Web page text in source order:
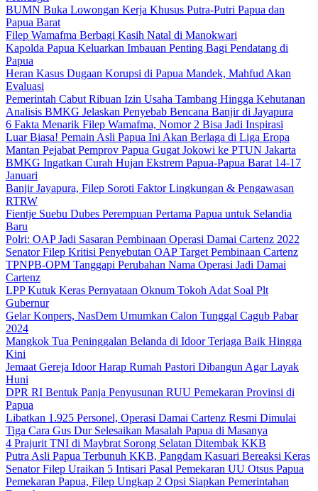
BUMN Buka Lowongan Kerja Khusus Putra-Putri Papua dan
Papua Barat
Filep Wamafma Berbagi Kasih Natal di Manokwari
Kapolda Papua Keluarkan Imbauan Penting Bagi Pendatang di
Papua
Heran Kasus Dugaan Korupsi di Papua Mandek, Mahfud Akan
Evaluasi
Pemerintah Cabut Ribuan Izin Usaha Tambang Hingga Kehutanan
Analisis BMKG Jelaskan Penyebab Bencana Banjir di Jayapura
6 Fakta Menarik Filep Wamafma, Nomor 2 Bisa Jadi Inspirasi
Luar Biasa! Pemain Asli Papua Ini Akan Berlaga di Liga Eropa
Mantan Pejabat Pemprov Papua Gugat Jokowi ke PTUN Jakarta
BMKG Ingatkan Curah Hujan Ekstrem Papua-Papua Barat 14-17
Januari
Banjir Jayapura, Filep Soroti Faktor Lingkungan & Pengawasan
RTRW
Fientje Suebu Dubes Perempuan Pertama Papua untuk Selandia
Baru
Polri: OAP Jadi Sasaran Pembinaan Operasi Damai Cartenz 2022
Senator Filep Kritisi Penyebutan OAP Target Pembinaan Cartenz
TPNPB-OPM Tanggapi Perubahan Nama Operasi Jadi Damai
Cartenz
LPP Kutuk Keras Pernyataan Oknum Tokoh Adat Soal Plt
Gubernur
Gelar Konpers, NasDem Umumkan Calon Tunggal Cagub Pabar
2024
Mangkok Tua Peninggalan Belanda di Idoor Terjaga Baik Hingga
Kini
Jemaat Gereja Idoor Harap Rumah Pastori Dibangun Agar Layak
Huni
DPR RI Bentuk Panja Penyusunan RUU Pemekaran Provinsi di
Papua
Libatkan 1.925 Personel, Operasi Damai Cartenz Resmi Dimulai
Tiga Cara Gus Dur Selesaikan Masalah Papua di Masanya
4 Prajurit TNI di Maybrat Sorong Selatan Ditembak KKB
Putra Asli Papua Terbunuh KKB, Pangdam Kasuari Bereaksi Keras
Senator Filep Uraikan 5 Intisari Pasal Pemekaran UU Otsus Papua
Pemekaran Papua, Filep Ungkap 2 Opsi Siapkan Pemerintahan